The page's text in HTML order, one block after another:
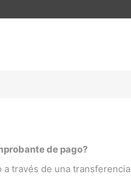
de pago?
a través de una